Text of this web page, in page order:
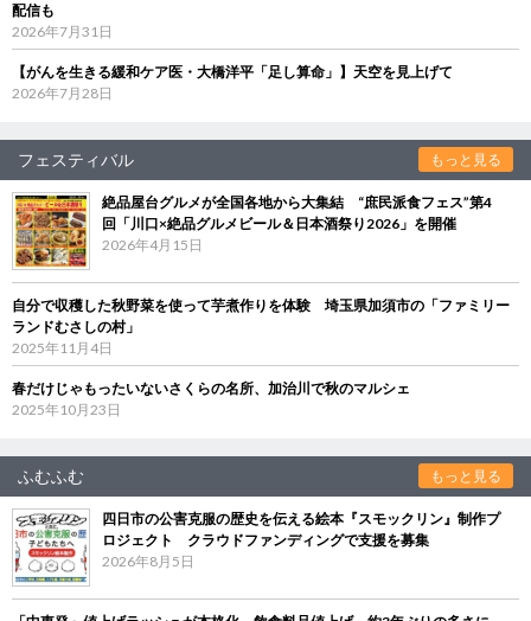
配信も
2026年7月31日
【がんを生きる緩和ケア医・大橋洋平「足し算命」】天空を見上げて
2026年7月28日
フェスティバル もっと見る
絶品屋台グルメが全国各地から大集結 “庶民派食フェス”第4
回「川口×絶品グルメビール＆日本酒祭り2026」を開催
2026年4月15日
自分で収穫した秋野菜を使って芋煮作りを体験 埼玉県加須市の「ファミリー
ランドむさしの村」
2025年11月4日
春だけじゃもったいないさくらの名所、加治川で秋のマルシェ
2025年10月23日
ふむふむ もっと見る
四日市の公害克服の歴史を伝える絵本『スモックリン』制作プ
ロジェクト クラウドファンディングで支援を募集
2026年8月5日